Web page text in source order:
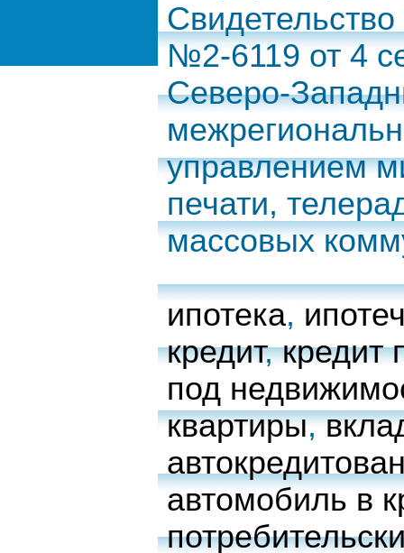
№2-6119 от 4
Северо-
управлением
печати,
массовых
ипотека,
кредит,кредит
под
квартиры,
автомобиль в